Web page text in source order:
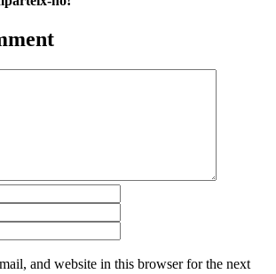
and website in this browser for the next